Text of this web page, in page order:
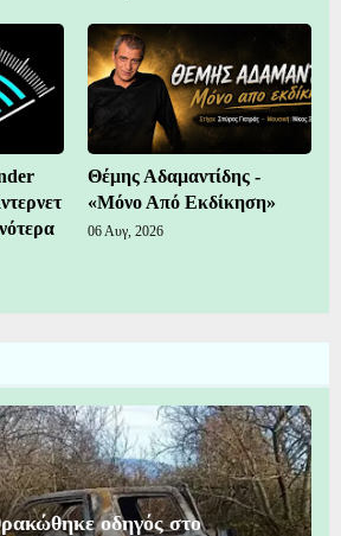
Θέμης Αδαμαντίδης -
«Μόνο Από Εκδίκηση»
06 Αυγ, 2026
οδηγός στο